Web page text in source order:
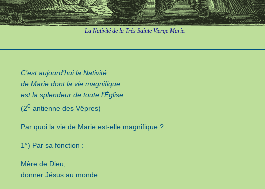
La Nativité de la Très Sainte Vierge Marie.
C’est aujourd’hui la Nativité
de Marie dont la vie magnifique
est la splendeur de toute l’Église.
(2e antienne des Vêpres)
Par quoi la vie de Marie est-elle magnifique ?
1°) Par sa fonction :
Mère de Dieu,
donner Jésus au monde.